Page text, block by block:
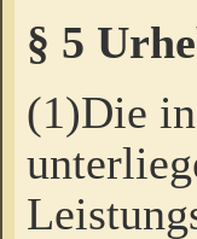
§ 5
(1)Die